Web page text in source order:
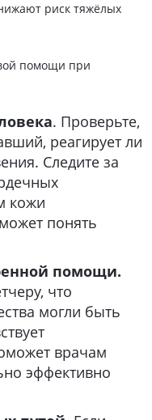
риск тяжёлых
помощи при
. Проверьте,
реагирует ли
Следите за
кожи
понять
помощи.
что
могли быть
врачам
эффективно